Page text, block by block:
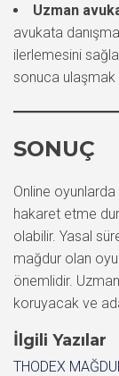
Uzman
avukata
ilerlemesini
sonuca ulaşmak
SONUÇ
Online oyunlarda
hakaret etme
olabilir. Yasal
mağdur olan
önemlidir.
koruyacak ve
İlgili Yazılar
THODEX